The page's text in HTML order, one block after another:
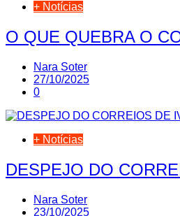
+ Notícias
O QUE QUEBRA O
Nara Soter
27/10/2025
0
+ Notícias
DESPEJO DO
Nara Soter
23/10/2025